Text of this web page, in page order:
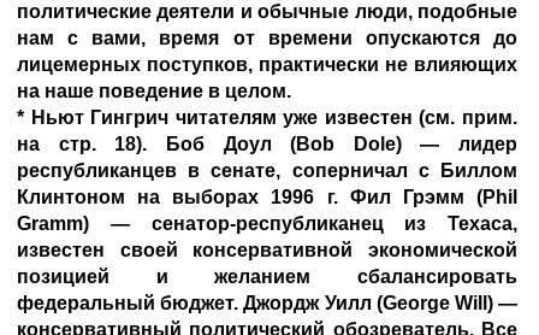
политические деятели и обычные люди, подобные
нам с вами, время от времени опускаются до
лицемерных поступков, практически не влияющих
на наше поведение в целом.
* Ньют Гингрич читателям уже известен (см. прим.
на стр. 18). Боб Доул (Bob Dole) — лидер
республиканцев в сенате, соперничал с Биллом
Клинтоном на выборах 1996 г. Фил Грэмм (Phil
Gramm) — сенатор-республиканец из Техаса,
известен своей консервативной экономической
позицией и желанием сбалансировать
федеральный бюджет. Джордж Уилл (George Will) —
консервативный политический обозреватель. Все